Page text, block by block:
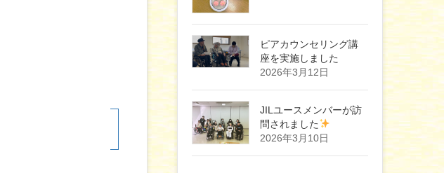
ピアカウンセリング講
座を実施しました
2026年3月12日
JILユースメンバーが訪
問されました
2026年3月10日